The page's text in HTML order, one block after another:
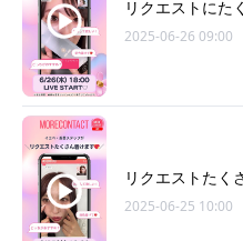
リクエストに
2025-06-26 09:00
リクエストた
2025-06-25 10:00